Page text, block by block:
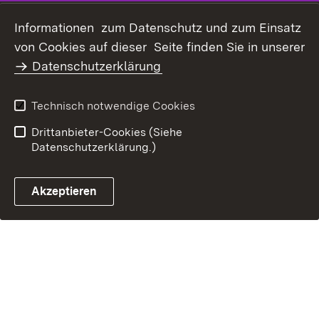
Barrierefreiheit
Benutzungshinweise
Impressum
Informationen zum Datenschutz und zum Einsatz
von Cookies auf dieser Seite finden Sie in unserer
Datenschutzerklärung
Technisch notwendige Cookies
Drittanbieter-Cookies (Siehe
Datenschutzerklärung.)
Akzeptieren